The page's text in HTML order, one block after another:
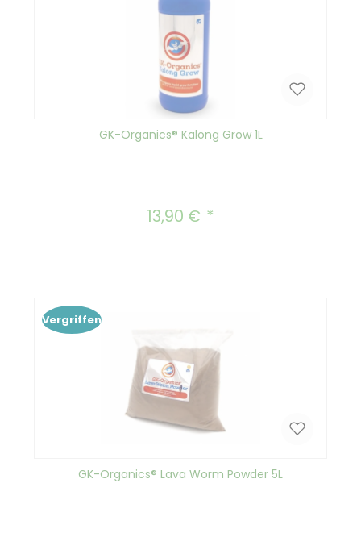
GK-Organics® Kalong Grow 1L
Regulärer Preis:
13,90 €
Vergriffen
GK-Organics® Lava Worm Powder 5L